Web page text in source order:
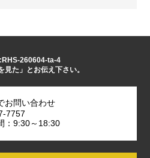
260604-ta-4
見た」とお伝え下さい。
お問い合わせ
7757
：9:30～18:30